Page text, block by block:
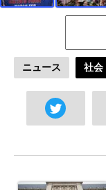
ニュース 社会